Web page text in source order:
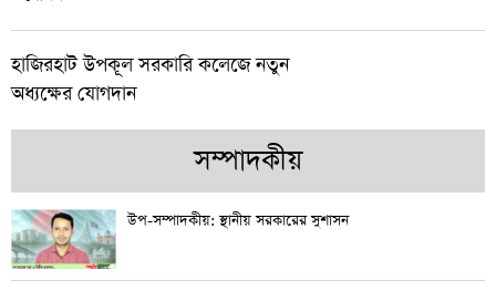
হাজিরহাট উপকূল সরকারি কলেজে নতুন
অধ্যক্ষের যোগদান
সম্পাদকীয়
উপ-সম্পাদকীয়: স্থানীয় সরকারের সুশাসন